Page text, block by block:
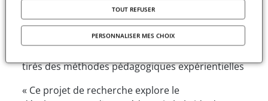
: Vers une pédagogie hybride dans
tirés des méthodes pédagogiques expérientielles
« Ce projet de recherche explore le
TOUT REFUSER
PERSONNALISER MES CHOIX